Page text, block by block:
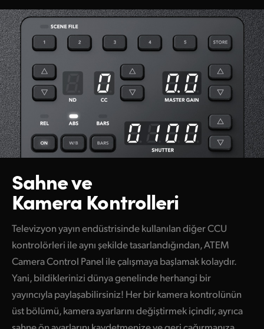
Sahne ve
Kamera Kontrolleri
Televizyon yayın endüstrisinde kullanılan diğer CCU
kontrolörleri ile aynı şekilde tasarlandığından, ATEM
Camera Control Panel ile çalışmaya başlamak kolaydır.
Yani, bildiklerinizi dünya genelinde herhangi bir
yayıncıyla paylaşabilirsiniz! Her bir kamera kontrolünün
üst bölümü, kamera ayarlarını değiştirmek içindir, ayrıca